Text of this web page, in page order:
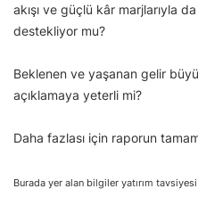
akışı ve güçlü kâr marjlarıyla da
destekliyor mu?
Beklenen ve yaşanan gelir
açıklamaya yeterli mi?
Daha fazlası için raporun
Burada yer alan bilgiler yatırım